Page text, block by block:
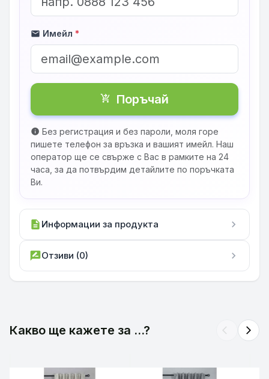
mail Имейл *
shopping_cart_checkout Поръчай
info Без регистрация и без пароли, моля горе
пишете телефон за връзка и вашият имейл. Наш
оператор ще се свърже с Вас в рамките на 24
часа, за да потвърдим детайлите по поръчката
Ви.
description Информации за продукта chevron_right
rate_reviewОтзиви (0) chevron_right
Какво ще кажете за ...? arrow_back_ios arrow_forward_ios